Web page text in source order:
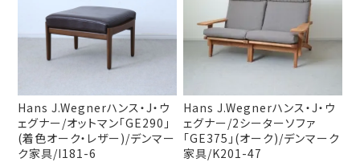
Hans J.Wegnerハンス・J・ウ
ェグナー/オットマン「GE290」
(着色オーク・レザー)/デンマー
ク家具/I181-6
Hans J.Wegnerハンス・J・ウ
ェグナー/2シーターソファ
「GE375」(オーク)/デンマーク
家具/K201-47